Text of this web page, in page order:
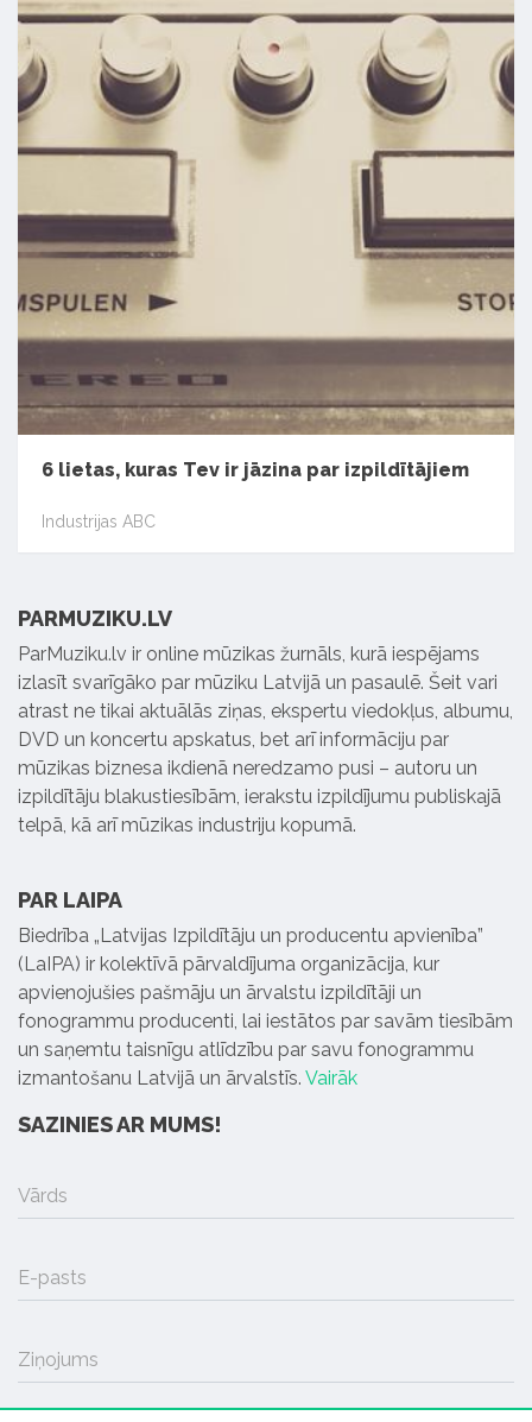
6 lietas, kuras Tev ir jāzina par izpildītājiem
Industrijas ABC
PARMUZIKU.LV
ParMuziku.lv ir online mūzikas žurnāls, kurā iespējams
izlasīt svarīgāko par mūziku Latvijā un pasaulē. Šeit vari
atrast ne tikai aktuālās ziņas, ekspertu viedokļus, albumu,
DVD un koncertu apskatus, bet arī informāciju par
mūzikas biznesa ikdienā neredzamo pusi – autoru un
izpildītāju blakustiesībām, ierakstu izpildījumu publiskajā
telpā, kā arī mūzikas industriju kopumā.
PAR LAIPA
Biedrība „Latvijas Izpildītāju un producentu apvienība”
(LaIPA) ir kolektīvā pārvaldījuma organizācija, kur
apvienojušies pašmāju un ārvalstu izpildītāji un
fonogrammu producenti, lai iestātos par savām tiesībām
un saņemtu taisnīgu atlīdzību par savu fonogrammu
izmantošanu Latvijā un ārvalstīs. Vairāk
SAZINIES AR MUMS!
Vārds
E-pasts
Ziņojums